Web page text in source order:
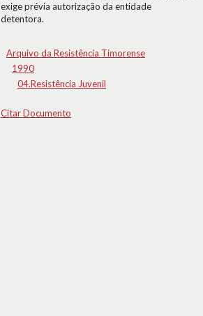
exige prévia autorização da entidade
detentora.
Arquivo da Resistência Timorense
1990
04.Resistência Juvenil
Citar Documento